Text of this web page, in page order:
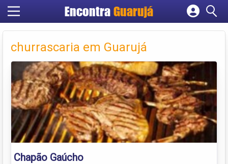
Encontra Guarujá
Cadastrar empresa
Criar conta
churrascaria em Guarujá
Chapão Gaúcho